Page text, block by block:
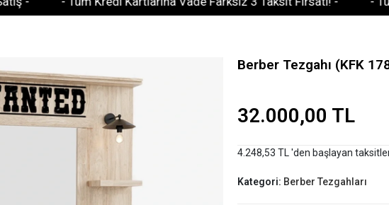
Berber Tezgahı (KFK
32.000,00 TL
4.248,53 TL 'den başlayan
Kategori: Berber Tezgahları